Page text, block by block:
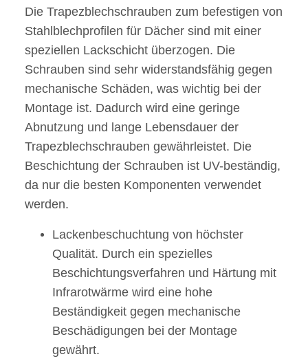
Die Trapezblechschrauben zum befestigen von
Stahlblechprofilen für Dächer sind mit einer
speziellen Lackschicht überzogen. Die
Schrauben sind sehr widerstandsfähig gegen
mechanische Schäden, was wichtig bei der
Montage ist. Dadurch wird eine geringe
Abnutzung und lange Lebensdauer der
Trapezblechschrauben gewährleistet. Die
Beschichtung der Schrauben ist UV-beständig,
da nur die besten Komponenten verwendet
werden.
Lackenbeschuchtung von höchster
Qualität. Durch ein spezielles
Beschichtungsverfahren und Härtung mit
Infrarotwärme wird eine hohe
Beständigkeit gegen mechanische
Beschädigungen bei der Montage
gewährt.